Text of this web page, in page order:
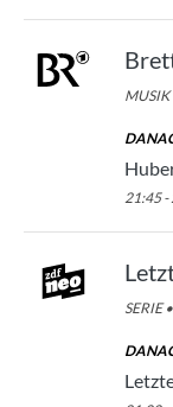
MUSIK
21:45 -
SERIE •